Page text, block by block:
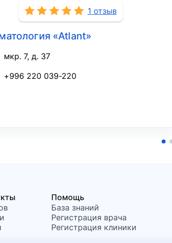
1 отзыв
«Atlant»
мкр. 7, д. 37
+996 220 039-220
Помощь
База знаний
Регистрация врача
Регистрация клиники